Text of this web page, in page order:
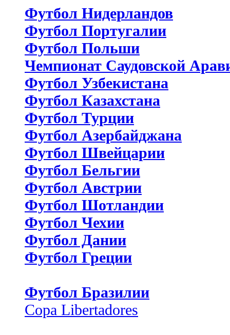
Футбол Нидерландов
Футбол Португалии
Футбол Польши
Чемпионат Саудовской
Футбол Узбекистана
Футбол Казахстана
Футбол Турции
Футбол Азербайджана
Футбол Швейцарии
Футбол Бельгии
Футбол Австрии
Футбол Шотландии
Футбол Чехии
Футбол Дании
Футбол Греции
Футбол Бразилии
Copa Libertadores